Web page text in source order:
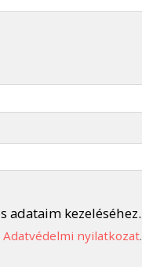
adataim kezeléséhez.
Adatvédelmi nyilatkozat.